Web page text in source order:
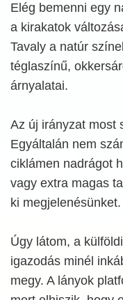
Elég bemenni egy
a kirakatok
Tavaly a natúr
téglaszínű,
árnyalatai.
Az új irányzat most
Egyáltalán nem
ciklámen nadrágot
vagy extra magas
ki megjelenésünket.
Úgy látom, a
igazodás minél
megy. A lányok